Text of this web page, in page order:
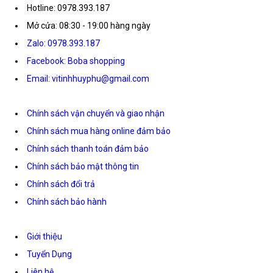
Hotline: 0978.393.187
Mở cửa: 08:30 - 19:00 hàng ngày
Zalo: 0978.393.187
Facebook: Boba shopping
Email: vitinhhuyphu@gmail.com
Chính sách vận chuyển và giao nhận
Chính sách mua hàng online đảm bảo
Chính sách thanh toán đảm bảo
Chính sách bảo mật thông tin
Chính sách đổi trả
Chính sách bảo hành
Giới thiệu
Tuyển Dụng